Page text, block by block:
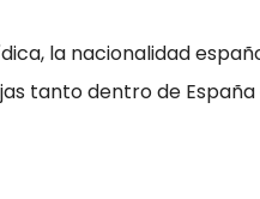
la nacionalidad
tanto dentro de